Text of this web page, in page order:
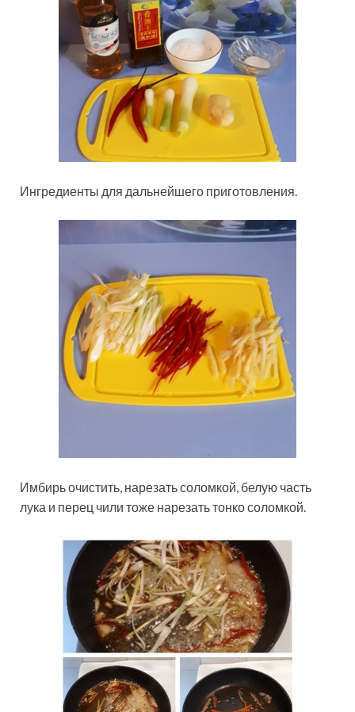
Ингредиенты для дальнейшего приготовления.
Имбирь очистить, нарезать соломкой, белую часть
лука и перец чили тоже нарезать тонко соломкой.